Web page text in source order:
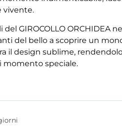
vivente.
GIROCOLLO ORCHIDEA
del bello a scoprire un
il design sublime,
momento speciale.